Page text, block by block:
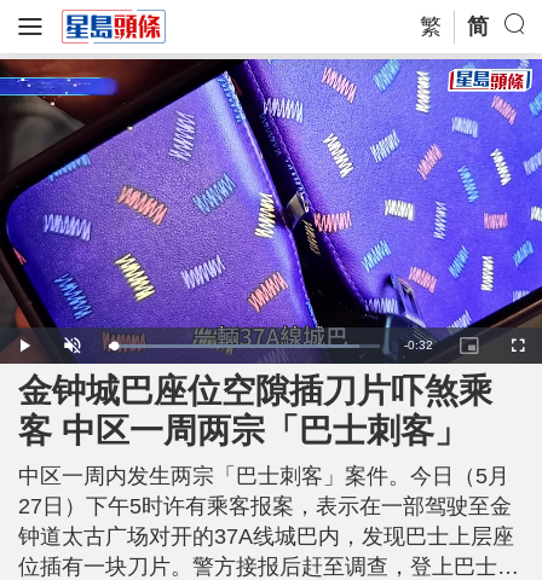
繁 简
P
l
y
U
n
m
u
t
e
L
o
a
d
e
d
:
9
2
2
0
%
R
e
m
n
-0:32
P
i
c
t
u
-
P
i
c
u
r
e
F
u
金钟城巴座位空隙插刀片吓煞乘
客 中区一周两宗「巴士刺客」
中区一周内发生两宗「巴士刺客」案件。今日（5月
27日）下午5时许有乘客报案，表示在一部驾驶至金
钟道太古广场对开的37A线城巴内，发现巴士上层座
位插有一块刀片。警方接报后赶至调查，登上巴士上